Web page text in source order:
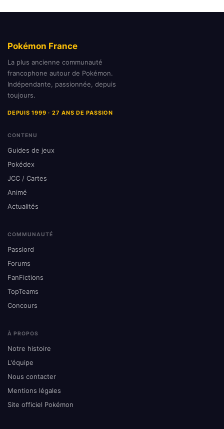
Pokémon France
La plus ancienne communauté
francophone autour de Pokémon.
Indépendante, passionnée, depuis
toujours.
DEPUIS 1999 · 27 ANS DE PASSION
CONTENU
Guides de jeux
Pokédex
JCC / Cartes
Animé
Actualités
COMMUNAUTÉ
Passlord
Forums
FanFictions
TopTeams
Concours
À PROPOS
Notre histoire
L'équipe
Nous contacter
Mentions légales
Site officiel Pokémon